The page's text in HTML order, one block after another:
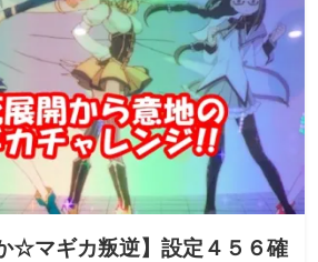
☆マギカ叛逆】設定４５６確